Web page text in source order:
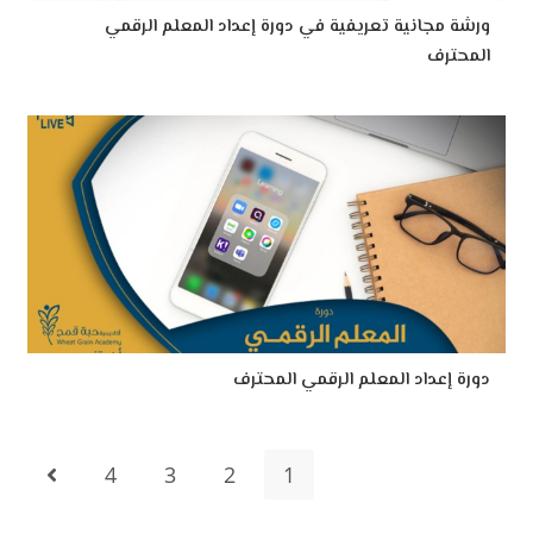
ورشة مجانية تعريفية في دورة إعداد المعلم الرقمي
المحترف
دورة إعداد المعلم الرقمي المحترف
1
2
3
4